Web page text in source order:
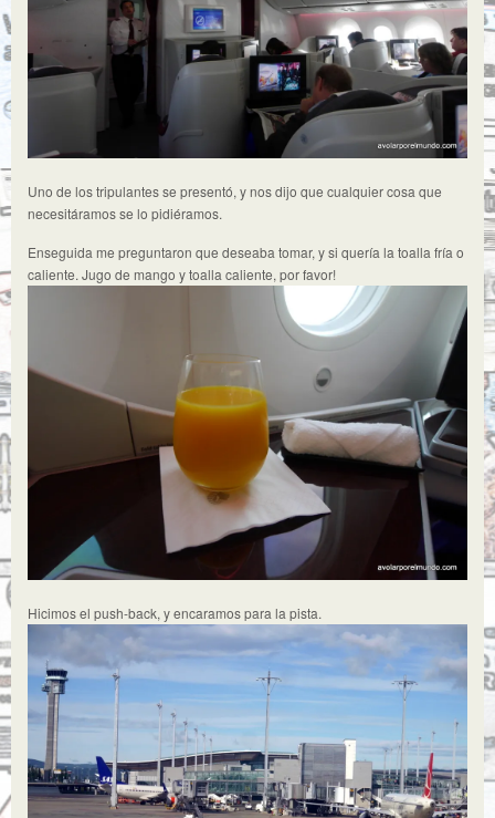
Uno de los tripulantes se presentó, y nos dijo que cualquier cosa que
necesitáramos se lo pidiéramos.
Enseguida me preguntaron que deseaba tomar, y si quería la toalla fría o
caliente. Jugo de mango y toalla caliente, por favor!
Hicimos el push-back, y encaramos para la pista.